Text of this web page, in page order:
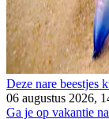
Deze nare beestjes
06 augustus 2026,
Ga je op vakantie